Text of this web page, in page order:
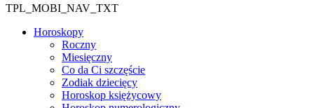
TPL_MOBI_NAV_TXT
Horoskopy
Roczny
Miesięczny
Co da Ci szczęście
Zodiak dziecięcy
Horoskop księżycowy